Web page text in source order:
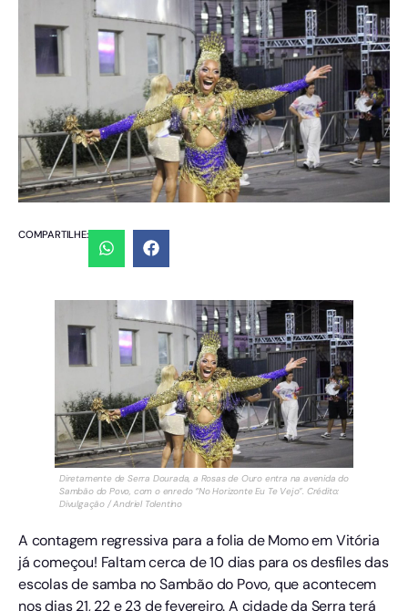
COMPARTILHE:
Diretamente de Serra Dourada, a Rosas de Ouro entra na avenida do
Sambão do Povo, com o enredo “No Horizonte Eu Te Vejo”. Crédito:
Divulgação / Andriel Tolentino
A contagem regressiva para a folia de Momo em Vitória
já começou! Faltam cerca de 10 dias para os desfiles das
escolas de samba no Sambão do Povo, que acontecem
nos dias 21, 22 e 23 de fevereiro. A cidade da Serra terá